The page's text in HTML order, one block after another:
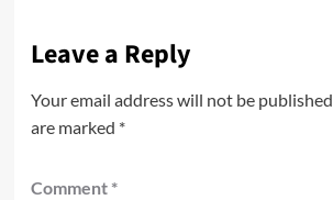
Leave a Reply
Your email address will not be published.
are marked *
Comment *